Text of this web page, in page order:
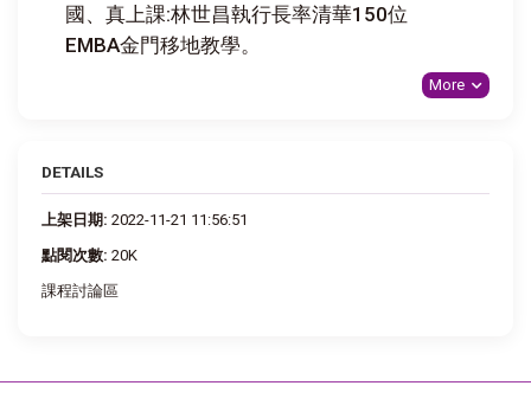
國、真上課:林世昌執行長率清華150位
EMBA金門移地教學。
More
DETAILS
上架日期: 2022-11-21 11:56:51
點閱次數: 20K
課程討論區